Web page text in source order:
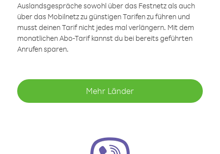
Auslandsgespräche sowohl über das Festnetz als auch
über das Mobilnetz zu günstigen Tarifen zu führen und
musst deinen Tarif nicht jedes mal verlängern. Mit dem
monatlichen Abo-Tarif kannst du bei bereits geführten
Anrufen sparen.
Mehr Länder